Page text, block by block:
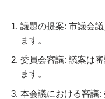
議題の提案: 市議会
ます。
委員会審議: 議案は
ます。
本会議における審議: